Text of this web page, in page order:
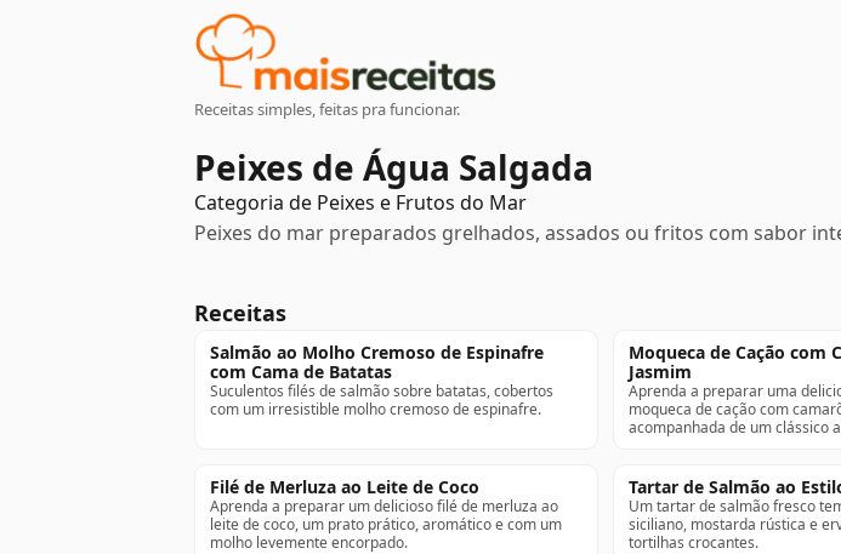
Receitas simples, feitas pra funcionar.
Peixes de Água Salgada
Categoria de Peixes e Frutos do Mar
Peixes do mar preparados grelhados, assados ou fritos com sabor
Receitas
Salmão ao Molho Cremoso de Espinafre
com Cama de Batatas
Suculentos filés de salmão sobre batatas, cobertos
com um irresistible molho cremoso de espinafre.
Moqueca de Cação com
Jasmim
Aprenda a preparar uma
moqueca de cação com
acompanhada de um clássico
Filé de Merluza ao Leite de Coco
Aprenda a preparar um delicioso filé de merluza ao
leite de coco, um prato prático, aromático e com um
molho levemente encorpado.
Tartar de Salmão ao
Um tartar de salmão fresco
siciliano, mostarda rústica e
tortilhas crocantes.